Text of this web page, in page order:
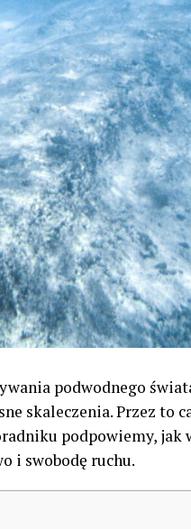
podwodnego
skaleczenia. Przez to
podpowiemy, jak
i swobodę ruchu.